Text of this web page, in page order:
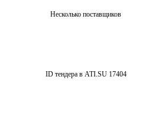
Несколько поставщиков
ID тендера в ATI.SU 17404